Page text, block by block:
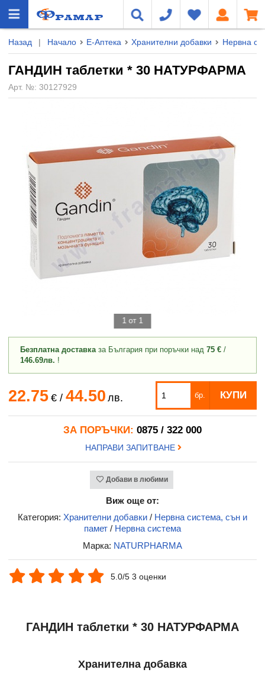
Назад | Начало Е-Аптека Хранителни добавки Нервна
ГАНДИН таблетки * 30 НАТУРФАРМА
Арт. №: 30127929
1 от 1
Безплатна доставказа България при поръчки над 75 € /
146.69лв. !
22.75 €/ 44.50 лв. бр. КУПИ
ЗА ПОРЪЧКИ: 0875 / 322 000
НАПРАВИ ЗАПИТВАНЕ
Добави в любими
Виж още от:
Категория: Хранителни добавки / Нервна система, сън и
памет / Нервна система
Марка: NATURPHARMA
5.0/5 3 оценки
ГАНДИН таблетки * 30 НАТУРФАРМА
Хранителна добавка